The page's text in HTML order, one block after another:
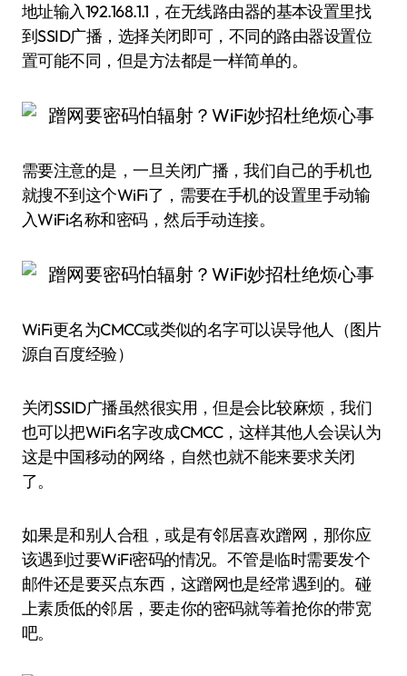
地址输入192.168.1.1，在无线路由器的基本设置里找
到SSID广播，选择关闭即可，不同的路由器设置位
置可能不同，但是方法都是一样简单的。
需要注意的是，一旦关闭广播，我们自己的手机也
就搜不到这个WiFi了，需要在手机的设置里手动输
入WiFi名称和密码，然后手动连接。
WiFi更名为CMCC或类似的名字可以误导他人（图片
源自百度经验）
关闭SSID广播虽然很实用，但是会比较麻烦，我们
也可以把WiFi名字改成CMCC，这样其他人会误认为
这是中国移动的网络，自然也就不能来要求关闭
了。
如果是和别人合租，或是有邻居喜欢蹭网，那你应
该遇到过要WiFi密码的情况。不管是临时需要发个
邮件还是要买点东西，这蹭网也是经常遇到的。碰
上素质低的邻居，要走你的密码就等着抢你的带宽
吧。